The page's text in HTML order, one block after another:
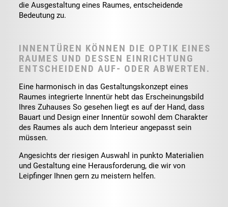
die Ausgestaltung eines Raumes, entscheidende
Bedeutung zu.
INNENTÜREN KÖNNEN DIE OPTIK EINES
RAUMES UND DESSEN EINRICHTUNG
ENTSCHEIDEND AUF- ODER ABWERTEN.
Eine harmonisch in das Gestaltungskonzept eines
Raumes integrierte Innentür hebt das Erscheinungsbild
Ihres Zuhauses So gesehen liegt es auf der Hand, dass
Bauart und Design einer Innentür sowohl dem Charakter
des Raumes als auch dem Interieur angepasst sein
müssen.
Angesichts der riesigen Auswahl in punkto Materialien
und Gestaltung eine Herausforderung, die wir von
Leipfinger Ihnen gern zu meistern helfen.